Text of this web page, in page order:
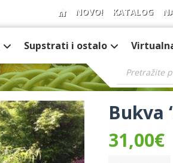
NOVO! KATALOG
Supstrati i ostalo
Bukva
31,00€